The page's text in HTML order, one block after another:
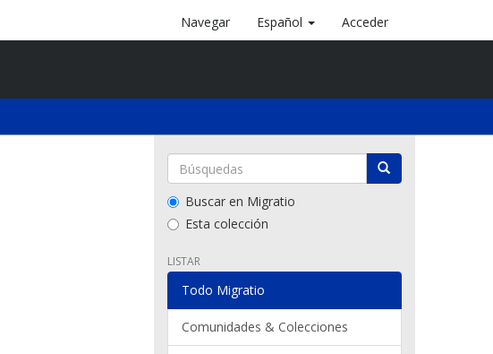
Navegar Español Acceder
Buscar en Migratio
Esta colección
LISTAR
Todo Migratio
Comunidades & Colecciones